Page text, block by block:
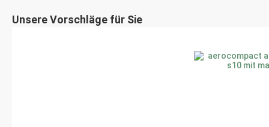
Unsere Vorschläge für Sie